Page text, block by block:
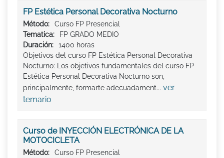
FP Estética Personal Decorativa Nocturno
Método:
Curso FP Presencial
Tematica:
FP GRADO MEDIO
Duración:
1400 horas
Objetivos del curso FP Estética Personal Decorativa
Nocturno: Los objetivos fundamentales del curso FP
Estética Personal Decorativa Nocturno son,
principalmente, formarte adecuadament... ver
temario
Curso de INYECCIÓN ELECTRÓNICA DE LA
MOTOCICLETA
Método:
Curso FP Presencial